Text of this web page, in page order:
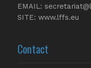
EMAIL:
SITE: www.lffs.eu
Contact